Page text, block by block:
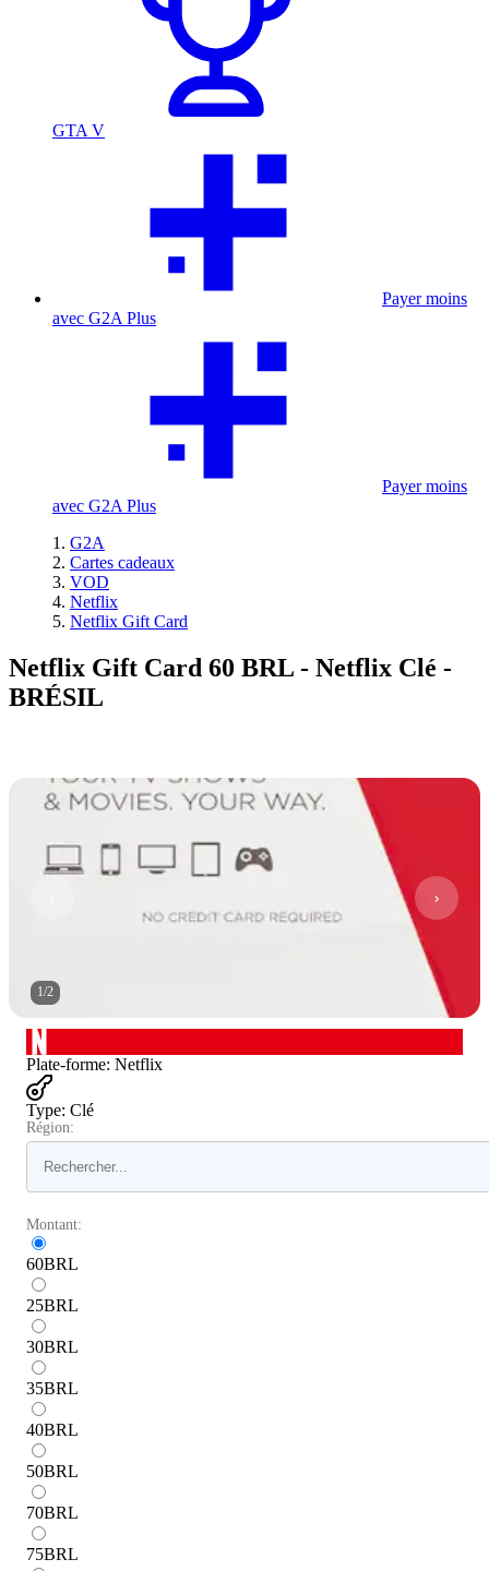
GTA V
Payer moins
avec G2A Plus
Payer moins
avec G2A Plus
G2A
Cartes cadeaux
VOD
Netflix
Netflix Gift Card
Netflix Gift Card 60 BRL - Netflix Clé -
BRÉSIL
1/2
Plate-forme: Netflix
Type: Clé
Région:
Montant:
60BRL
25BRL
30BRL
35BRL
40BRL
50BRL
70BRL
75BRL